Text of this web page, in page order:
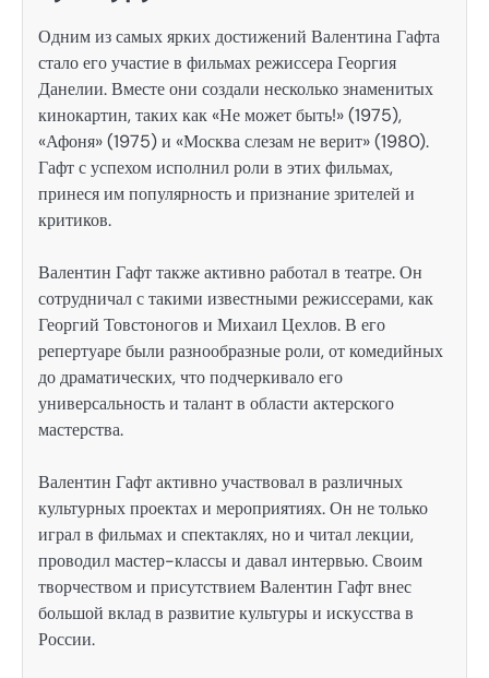
Одним из самых ярких достижений Валентина Гафта
стало его участие в фильмах режиссера Георгия
Данелии. Вместе они создали несколько знаменитых
кинокартин, таких как «Не может быть!» (1975),
«Афоня» (1975) и «Москва слезам не верит» (1980).
Гафт с успехом исполнил роли в этих фильмах,
принеся им популярность и признание зрителей и
критиков.
Валентин Гафт также активно работал в театре. Он
сотрудничал с такими известными режиссерами, как
Георгий Товстоногов и Михаил Цехлов. В его
репертуаре были разнообразные роли, от комедийных
до драматических, что подчеркивало его
универсальность и талант в области актерского
мастерства.
Валентин Гафт активно участвовал в различных
культурных проектах и мероприятиях. Он не только
играл в фильмах и спектаклях, но и читал лекции,
проводил мастер-классы и давал интервью. Своим
творчеством и присутствием Валентин Гафт внес
большой вклад в развитие культуры и искусства в
России.